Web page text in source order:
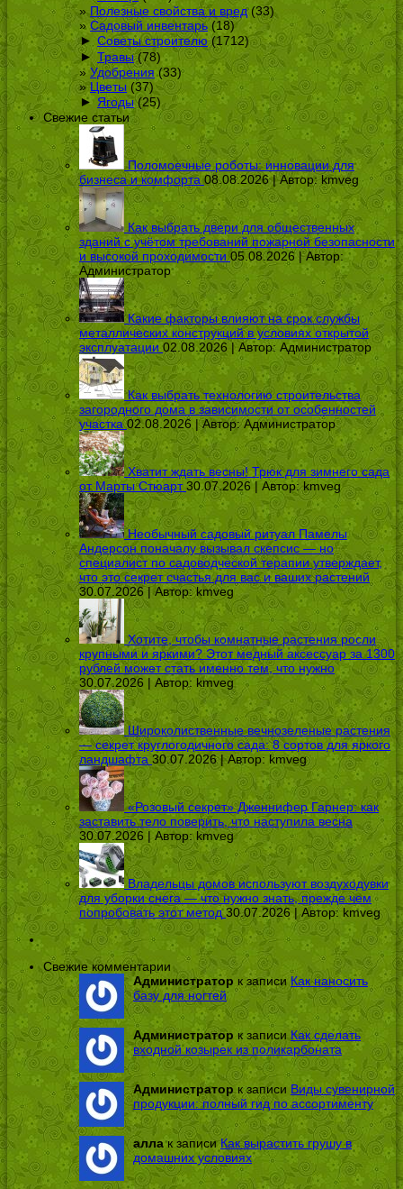
Полезные свойства и вред(33)
Садовый инвентарь(18)
► Советы строителю(1712)
► Травы(78)
Удобрения(33)
Цветы (37)
► Ягоды(25)
Свежие статьи
Поломоечные роботы: инновации для
бизнеса и комфорта 08.08.2026 | Автор:kmveg
Как выбрать двери для общественных
зданий с учётом требований пожарной безопасности
и высокой проходимости 05.08.2026 | Автор:
Администратор
Какие факторы влияют на срок службы
металлических конструкций в условиях открытой
эксплуатации 02.08.2026 | Автор: Администратор
Как выбрать технологию строительства
загородного дома в зависимости от особенностей
участка 02.08.2026 | Автор:Администратор
Хватит ждать весны! Трюк для зимнего сада
от Марты Стюарт 30.07.2026 | Автор:kmveg
Необычный садовый ритуал Памелы
Андерсон поначалу вызывал скепсис — но
специалист по садоводческой терапии утверждает,
что это секрет счастья для вас и ваших растений
30.07.2026 | Автор:kmveg
Хотите, чтобы комнатные растения росли
крупными и яркими? Этот медный аксессуар за 1300
рублей может стать именно тем, что нужно
30.07.2026 | Автор: kmveg
Широколиственные вечнозеленые растения
— секрет круглогодичного сада: 8 сортов для яркого
ландшафта 30.07.2026 | Автор: kmveg
«Розовый секрет» Дженнифер Гарнер: как
заставить тело поверить, что наступила весна
30.07.2026 | Автор:kmveg
Владельцы домов используют воздуходувки
для уборки снега — что нужно знать, прежде чем
попробовать этот метод 30.07.2026 | Автор: kmveg
Свежие комментарии
Администратор к записиКак наносить
базу для ногтей
Администратор к записи Как сделать
входной козырек из поликарбоната
Администраторк записи Виды сувенирной
продукции: полный гид по ассортименту
аллак записиКак вырастить грушу в
домашних условиях